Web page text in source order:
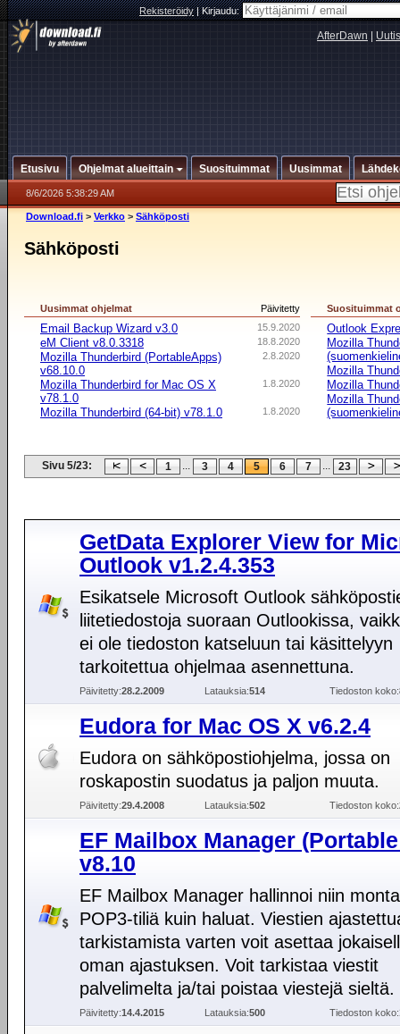
Rekisteröidy|Kirjaudu:
AfterDawn
Etusivu Ohjelmat alueittain Suosituimmat Uusimmat
8/6/2026 5:38:29 AM
Download.fi > Verkko > Sähköposti
Sähköposti
Päivitetty
Uusimmat ohjelmat
15.9.2020
Email Backup Wizard v3.0
18.8.2020
eM Client v8.0.3318
2.8.2020
Mozilla Thunderbird (PortableApps)
v68.10.0
1.8.2020
Mozilla Thunderbird for Mac OS X
v78.1.0
1.8.2020
Mozilla Thunderbird (64-bit) v78.1.0
Suosituimmat
Outlook
Mozilla
Mozilla
Mozilla
Mozilla
Sivu 5/23: 1 ... 3 4 5 6 7 ... 23
GetData Explorer View for
Outlook v1.2.4.353
Esikatsele Microsoft Outlook
liitetiedostoja suoraan Outlookissa,
ei ole tiedoston katseluun tai käsittelyyn
tarkoitettua ohjelmaa asennettuna.
Päivitetty:28.2.2009 Latauksia:514 Tiedoston koko:
Eudora for Mac OS X v6.2.4
Eudora on sähköpostiohjelma, jossa on
roskapostin suodatus ja paljon muuta.
Päivitetty:29.4.2008 Latauksia:502 Tiedoston koko:
EF Mailbox Manager
v8.10
EF Mailbox Manager hallinnoi niin
POP3-tiliä kuin haluat. Viestien
tarkistamista varten voit asettaa
oman ajastuksen. Voit tarkistaa viestit
palvelimelta ja/tai poistaa viestejä sieltä.
Päivitetty:14.4.2015 Latauksia:500 Tiedoston koko: